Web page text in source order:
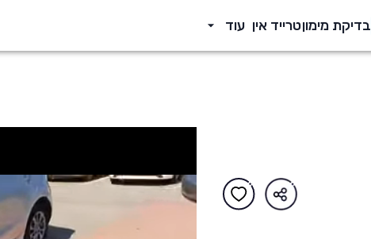
בדיקת מימוןטרייד אין עוד